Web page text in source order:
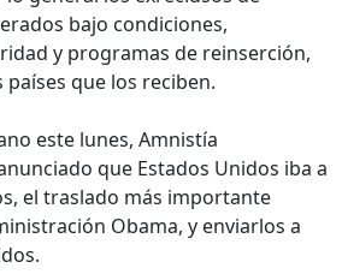
bajo condiciones,
y programas de reinserción,
que los reciben.
este lunes, Amnistía
que Estados Unidos iba a
el traslado más importante
Obama, y enviarlos a